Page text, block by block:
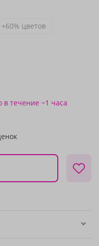
+60% цветов
в течение ~1 часа